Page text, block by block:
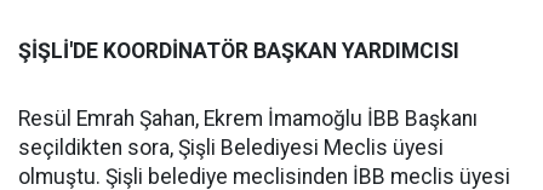
ŞİŞLİ'DE KOORDİNATÖR BAŞKAN YARDIMCISI
Resül Emrah Şahan, Ekrem İmamoğlu İBB Başkanı
seçildikten sora, Şişli Belediyesi Meclis üyesi
olmuştu. Şişli belediye meclisinden İBB meclis üyesi